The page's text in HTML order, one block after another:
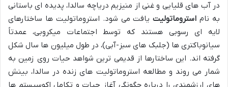
در آب های قلیایی و غنی از منیزیم دریاچه سالدا، پدیده ای باستانی
به نام استروماتولیتیافت می شود. استروماتولیت ها ساختارهای
لایه ای رسوبی هستند که توسط اجتماعات میکروبی، عمدتاً
سیانوباکتری ها (جلبک های سبز-آبی)، در طول میلیون ها سال شکل
گرفته اند. این ساختارها از قدیمی ترین شواهد حیات روی زمین به
شمار می روند و مطالعه استروماتولیت های زنده در سالدا، بینش
های ارزشمندی را درباره چگونگی آغاز حیات و تکامل اکوسیستم ها